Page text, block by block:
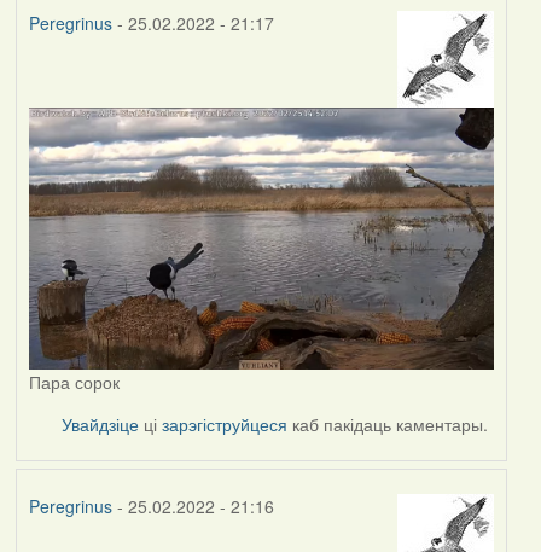
Peregrinus- 25.02.2022 - 21:17
Пара сорок
Увайдзіце цізарэгіструйцеся каб пакідаць каментары.
Peregrinus- 25.02.2022 - 21:16